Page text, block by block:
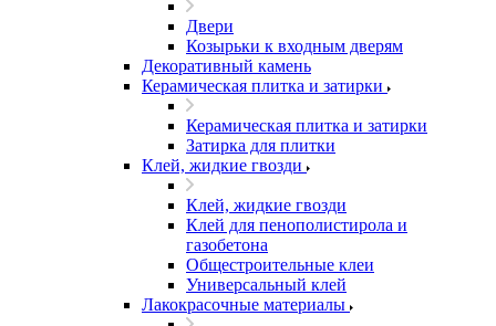
Двери
Козырьки к входным дверям
Декоративный камень
Керамическая плитка и затирки
Керамическая плитка и затирки
Затирка для плитки
Клей, жидкие гвозди
Клей, жидкие гвозди
Клей для пенополистирола и
газобетона
Общестроительные клеи
Универсальный клей
Лакокрасочные материалы